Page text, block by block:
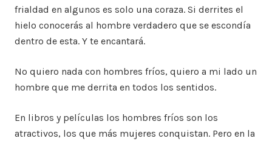
frialdad en algunos es solo una coraza. Si derrites el
hielo conocerás al hombre verdadero que se escondía
dentro de esta. Y te encantará.
No quiero nada con hombres fríos, quiero a mi lado un
hombre que me derrita en todos los sentidos.
En libros y películas los hombres fríos son los
atractivos, los que más mujeres conquistan. Pero en la